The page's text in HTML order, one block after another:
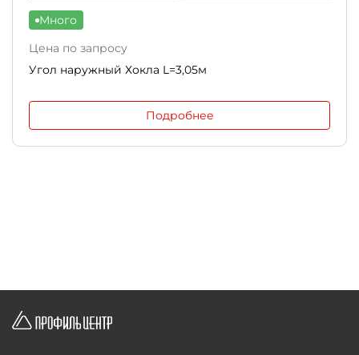
Много
Цена по запросу
Угол наружный Хокла L=3,05м
Подробнее